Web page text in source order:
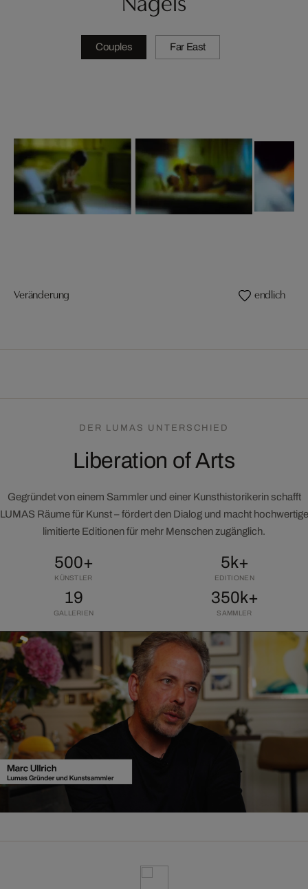
Couples Far East
Veränderung endlich
DER LUMAS UNTERSCHIED
Liberation of Arts
Gegründet von einem Sammler und einer Kunsthistorikerin schafft
LUMAS Räume für Kunst – fördert den Dialog und macht hochwertige
limitierte Editionen für mehr Menschen zugänglich.
500+
KÜNSTLER
5k+
EDITIONEN
19
GALLERIEN
350k+
SAMMLER